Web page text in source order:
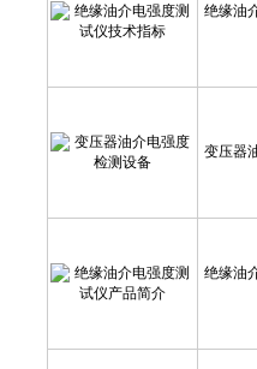
绝缘油
变压器
绝缘油